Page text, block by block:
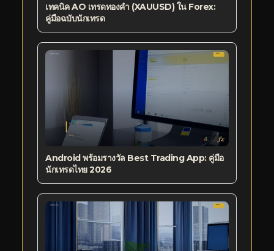
เทคนิค AO เทรดทองคำ (XAUUSD) ใน Forex:
คู่มือฉบับนักเทรด
Android พร้อมรางวัล Best Trading App: คู่มือ
นักเทรดไทย 2026